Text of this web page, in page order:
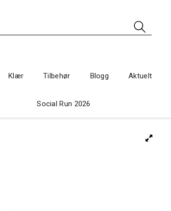
Klær Tilbehør Blogg Aktuelt
Social Run 2026